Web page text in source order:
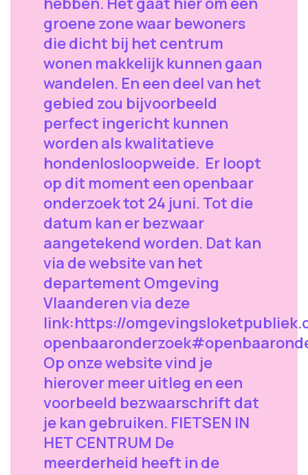
groene zone waar bewoners
die dicht bij het centrum
wonen makkelijk kunnen gaan
wandelen. En een deel van het
gebied zou bijvoorbeeld
perfect ingericht kunnen
worden als kwalitatieve
hondenlosloopweide. Er loopt
op dit moment een openbaar
onderzoek tot 24 juni. Tot die
datum kan er bezwaar
aangetekend worden. Dat kan
via de website van het
departement Omgeving
Vlaanderen via deze
link:https://
Op onze website vind je
hierover meer uitleg en een
voorbeeld bezwaarschrift dat
je kan gebruiken. FIETSEN IN
HET CENTRUM De
meerderheid heeft in de